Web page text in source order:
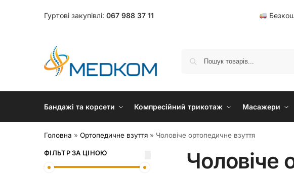
Гуртові закупівлі: 067 988 37 11
Бандажі та корсети Компресійний трикотаж Масажери
Головна » Ортопедичне взуття » Чоловіче ортопедичне взуття
Чоловіче
ФІЛЬТР ЗА ЦІНОЮ